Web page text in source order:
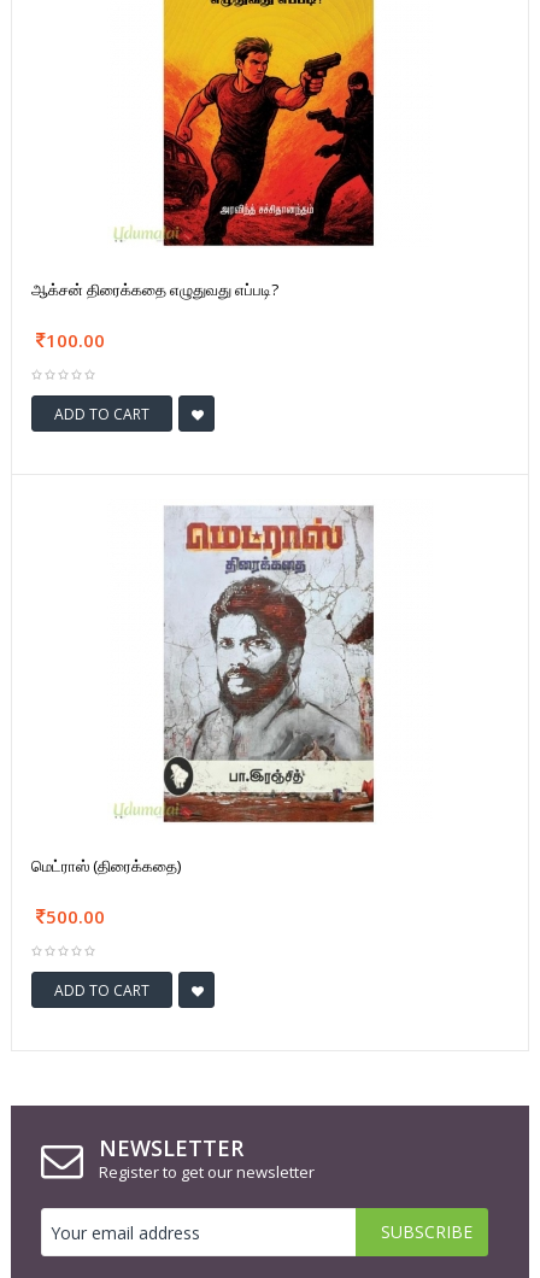
ஆக்சன் திரைக்கதை எழுதுவது எப்படி?
100.00
ADD TO CART
மெட்ராஸ் (திரைக்கதை)
500.00
ADD TO CART
NEWSLETTER
Register to get our newsletter